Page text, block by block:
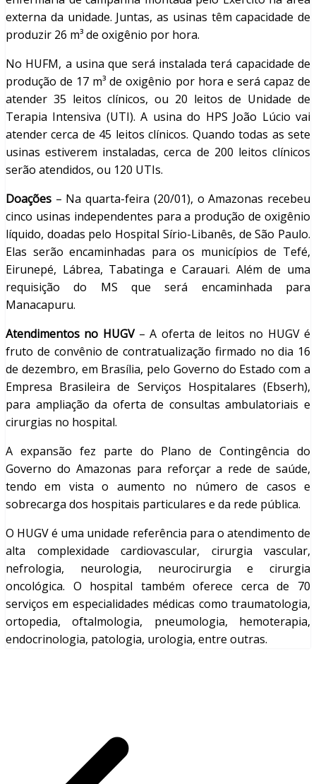
externa da unidade. Juntas, as usinas têm capacidade de
produzir 26 m³ de oxigênio por hora.
No HUFM, a usina que será instalada terá capacidade de
produção de 17 m³ de oxigênio por hora e será capaz de
atender 35 leitos clínicos, ou 20 leitos de Unidade de
Terapia Intensiva (UTI). A usina do HPS João Lúcio vai
atender cerca de 45 leitos clínicos. Quando todas as sete
usinas estiverem instaladas, cerca de 200 leitos clínicos
serão atendidos, ou 120 UTIs.
Doações – Na quarta-feira (20/01), o Amazonas recebeu
cinco usinas independentes para a produção de oxigênio
líquido, doadas pelo Hospital Sírio-Libanês, de São Paulo.
Elas serão encaminhadas para os municípios de Tefé,
Eirunepé, Lábrea, Tabatinga e Carauari. Além de uma
requisição do MS que será encaminhada para
Manacapuru.
Atendimentos no HUGV– A oferta de leitos no HUGV é
fruto de convênio de contratualização firmado no dia 16
de dezembro, em Brasília, pelo Governo do Estado com a
Empresa Brasileira de Serviços Hospitalares (Ebserh),
para ampliação da oferta de consultas ambulatoriais e
cirurgias no hospital.
A expansão fez parte do Plano de Contingência do
Governo do Amazonas para reforçar a rede de saúde,
tendo em vista o aumento no número de casos e
sobrecarga dos hospitais particulares e da rede pública.
O HUGV é uma unidade referência para o atendimento de
alta complexidade cardiovascular, cirurgia vascular,
nefrologia, neurologia, neurocirurgia e cirurgia
oncológica. O hospital também oferece cerca de 70
serviços em especialidades médicas como traumatologia,
ortopedia, oftalmologia, pneumologia, hemoterapia,
endocrinologia, patologia, urologia, entre outras.